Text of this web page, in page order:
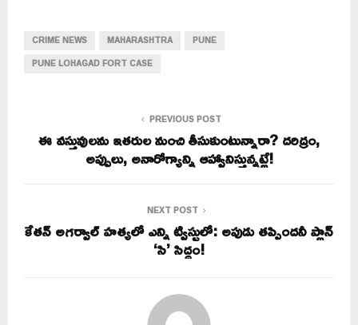
CRIME NEWS MAHARASHTRA
PUNE
PUNE LOHAGAD FORT CASE
PREVIOUS POST
ఈ వస్తువులను ఇతరుల నుంచి తీసుకుంటున్నారా? దరిద్రం,
అప్పులు, అనారోగ్యాన్ని ఆహ్వానిస్తున్నట్లే!
NEXT POST
కేతన్ అగర్వాల్ హత్యలో ఎన్ని ట్విస్టులో: అపుడు తప్పిందనీ ప్లాన్
‘సి’ సిద్ధం!